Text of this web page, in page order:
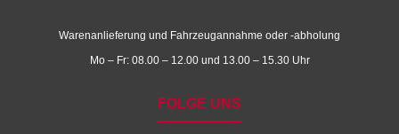
Warenanlieferung und Fahrzeugannahme oder -abholung
Mo – Fr: 08.00 – 12.00 und 13.00 – 15.30 Uhr
FOLGE UNS